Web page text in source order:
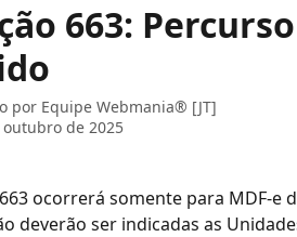
663:
por Equipe Webmania® [JT]
outubro de 2025
ocorrerá somente para MDF-e
deverão ser indicadas as